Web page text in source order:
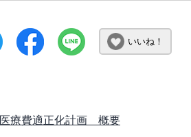
いいね！
医療費適正化計画 概要